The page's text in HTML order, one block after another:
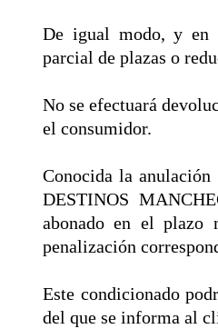
De igual modo, y en
parcial de plazas o
No se efectuará
el consumidor.
Conocida la
DESTINOS
abonado en el plazo
penalización
Este condicionado
del que se informa al